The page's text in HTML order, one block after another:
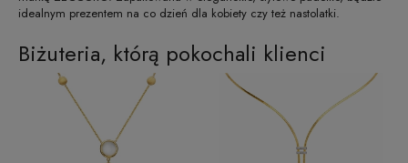
idealnym prezentem na co dzień dla kobiety czy też nastolatki.
Biżuteria, którą pokochali klienci